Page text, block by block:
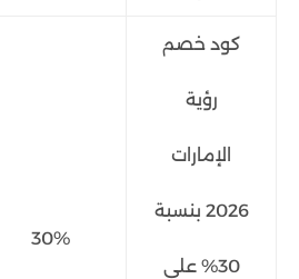
كود خصم
رؤية
الإمارات
2026 بنسبة
30% على
30%